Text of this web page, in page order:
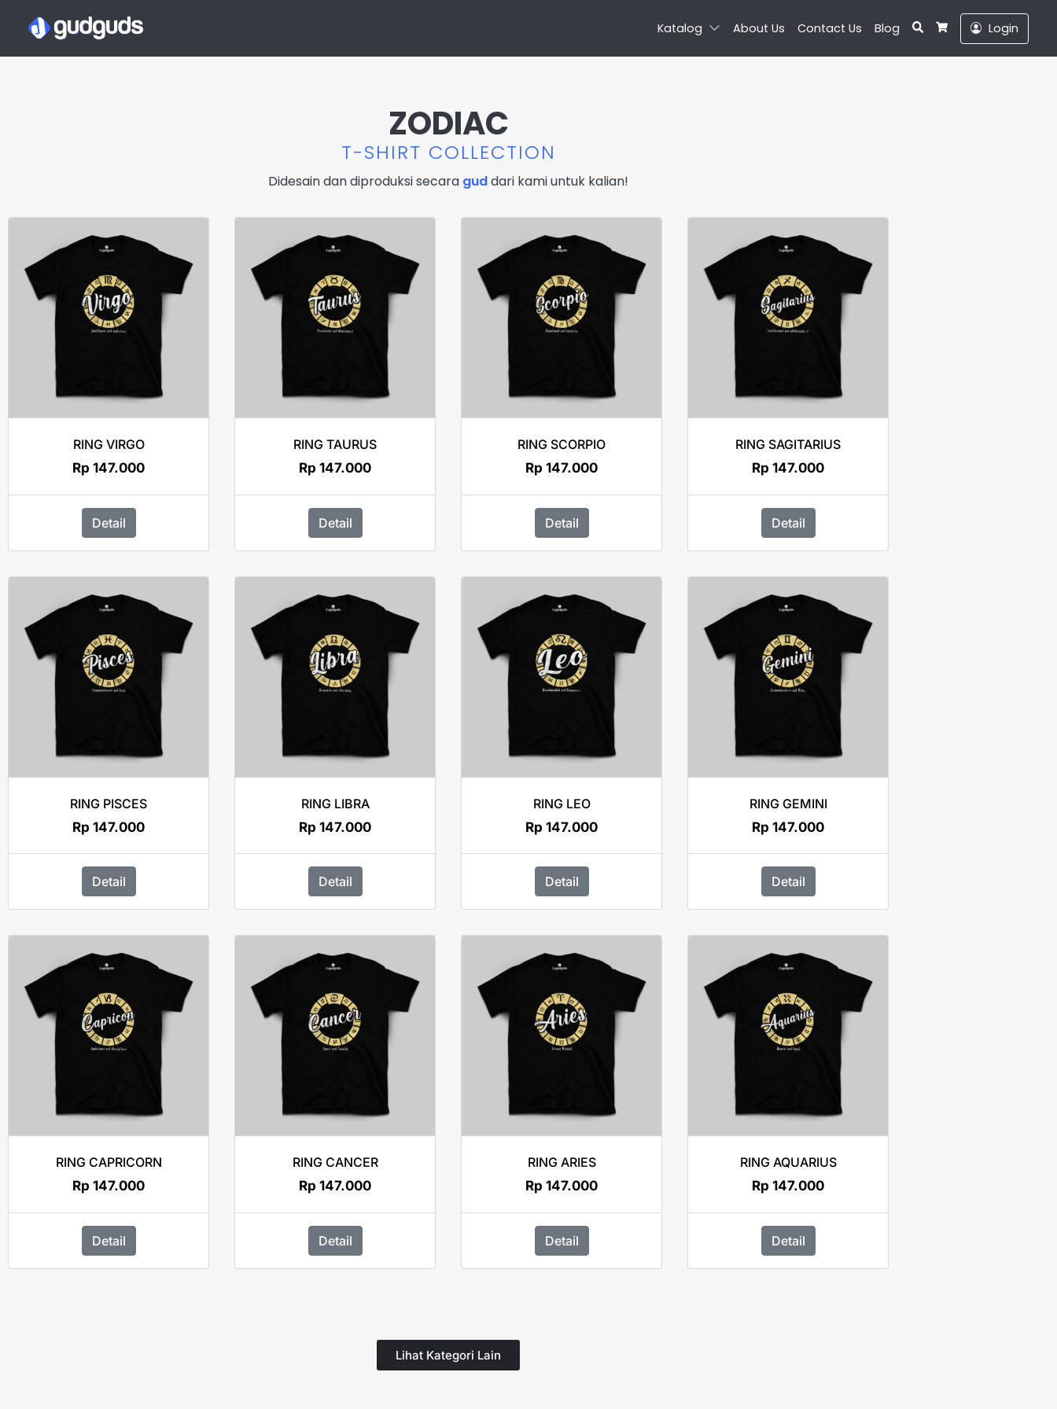
Katalog About Us Contact Us Blog
Search
Cart
Login
ZODIAC
T-SHIRT COLLECTION
Didesain dan diproduksi secara guddari kami untuk kalian!
RING VIRGO
Rp 147.000
Detail
RING TAURUS
Rp 147.000
Detail
RING SCORPIO
Rp 147.000
Detail
RING SAGITARIUS
Rp 147.000
Detail
RING PISCES
Rp 147.000
Detail
RING LIBRA
Rp 147.000
Detail
RING LEO
Rp 147.000
Detail
RING GEMINI
Rp 147.000
Detail
RING CAPRICORN
Rp 147.000
Detail
RING CANCER
Rp 147.000
Detail
RING ARIES
Rp 147.000
Detail
RING AQUARIUS
Rp 147.000
Detail
Lihat Kategori Lain